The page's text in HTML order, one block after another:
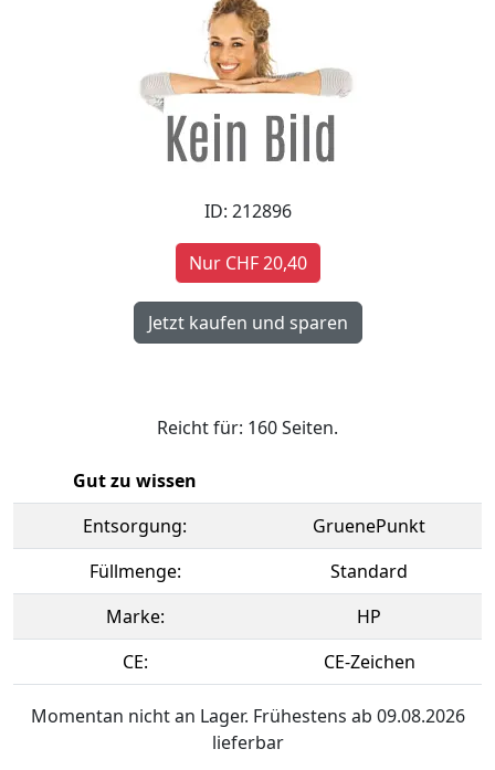
ID: 212896
Nur CHF 20,40
Reicht für: 160 Seiten.
Gut zu wissen
Entsorgung:
GruenePunkt
Füllmenge:
Standard
Marke:
HP
CE:
CE-Zeichen
Momentan nicht an Lager. Frühestens ab 09.08.2026
lieferbar